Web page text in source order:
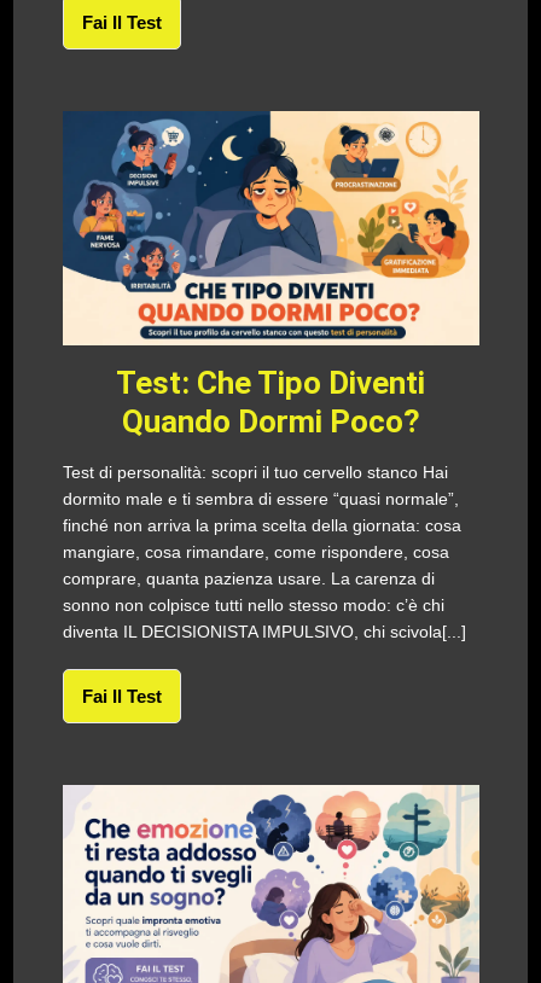
Fai Il Test
Test: Che Tipo Diventi
Quando Dormi Poco?
Test di personalità: scopri il tuo cervello stanco Hai
dormito male e ti sembra di essere “quasi normale”,
finché non arriva la prima scelta della giornata: cosa
mangiare, cosa rimandare, come rispondere, cosa
comprare, quanta pazienza usare. La carenza di
sonno non colpisce tutti nello stesso modo: c’è chi
diventa IL DECISIONISTA IMPULSIVO, chi scivola[...]
Fai Il Test